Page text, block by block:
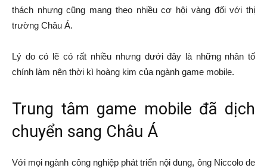
thách nhưng cũng mang theo nhiều cơ hội vàng đối với thị
trường Châu Á.
Lý do có lẽ có rất nhiều nhưng dưới đây là những nhân tố
chính làm nên thời kì hoàng kim của ngành game mobile.
Trung tâm game mobile đã dịch
chuyển sang Châu Á
Với mọi ngành công nghiệp phát triển nội dung, ông Niccolo de